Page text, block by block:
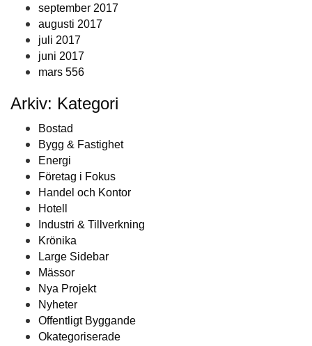
september 2017
augusti 2017
juli 2017
juni 2017
mars 556
Arkiv: Kategori
Bostad
Bygg & Fastighet
Energi
Företag i Fokus
Handel och Kontor
Hotell
Industri & Tillverkning
Krönika
Large Sidebar
Mässor
Nya Projekt
Nyheter
Offentligt Byggande
Okategoriserade